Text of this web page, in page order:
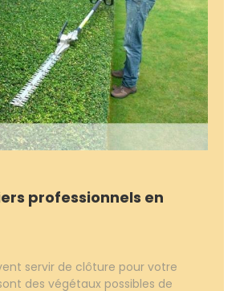
professionnels en
servir de clôture pour votre
des végétaux possibles de